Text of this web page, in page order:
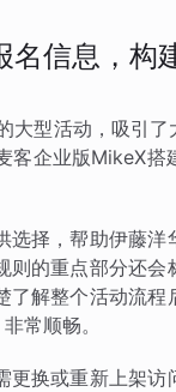
信息，构
大型活动，吸引
客企业版MikeX搭
择，帮助伊藤
的重点部分还会
解整个活动流
常顺畅。
换或重新上架